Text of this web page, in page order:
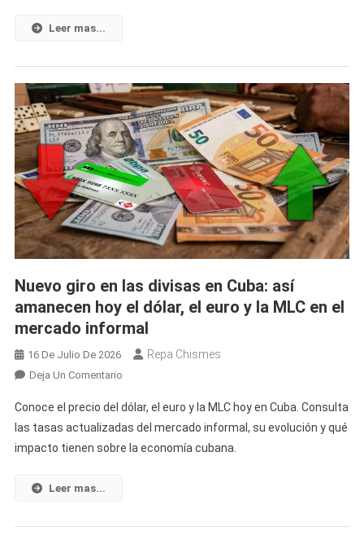
En
El
Mercado
Informal
Cubano
Tras
El
Nuevo
Movimiento
Del
Euro
Y
La
Leer mas...
Nuevo giro en las divisas en Cuba: así
amanecen hoy el dólar, el euro y la MLC en el
mercado informal
16 De Julio De 2026 Repa Chismes
Deja Un ComentarioEn
Giro
En
Las
Así
Conoce el precio del dólar, el euro y la MLC hoy en Cuba. Consulta
las tasas actualizadas del mercado informal, su evolución y qué
impacto tienen sobre la economía cubana.
Leer mas...